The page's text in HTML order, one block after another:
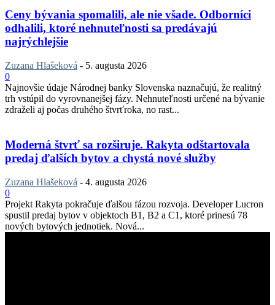
Ceny bývania spomalili, ale nie všade. Odborníci
odhalili, ktoré nehnuteľnosti sa predávajú
najrýchlejšie
Zuzana Hlašeková - 5. augusta 2026
0
Najnovšie údaje Národnej banky Slovenska naznačujú, že realitný
trh vstúpil do vyrovnanejšej fázy. Nehnuteľnosti určené na bývanie
zdraželi aj počas druhého štvrťroka, no rast...
Moderná štvrť sa rozširuje. Rakyta odštartovala
predaj ďalších bytov a chystá nové služby
Zuzana Hlašeková - 4. augusta 2026
0
Projekt Rakyta pokračuje ďalšou fázou rozvoja. Developer Lucron
spustil predaj bytov v objektoch B1, B2 a C1, ktoré prinesú 78
nových bytových jednotiek. Nová...